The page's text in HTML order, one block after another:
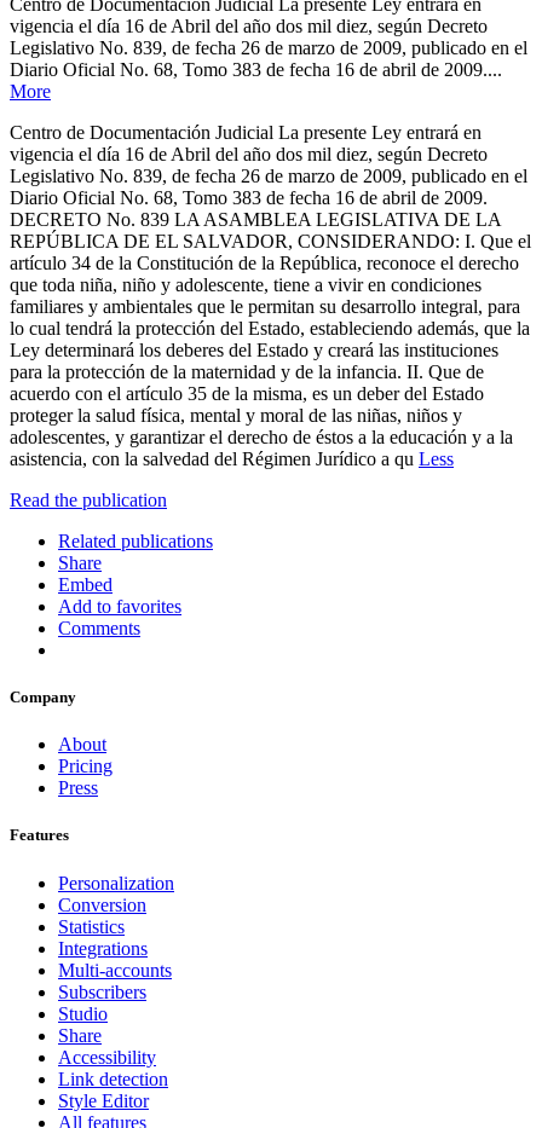
Centro de Documentación Judicial La presente Ley entrará en
vigencia el día 16 de Abril del año dos mil diez, según Decreto
Legislativo No. 839, de fecha 26 de marzo de 2009, publicado en el
Diario Oficial No. 68, Tomo 383 de fecha 16 de abril de 2009....
More
Centro de Documentación Judicial La presente Ley entrará en
vigencia el día 16 de Abril del año dos mil diez, según Decreto
Legislativo No. 839, de fecha 26 de marzo de 2009, publicado en el
Diario Oficial No. 68, Tomo 383 de fecha 16 de abril de 2009.
DECRETO No. 839 LA ASAMBLEA LEGISLATIVA DE LA
REPÚBLICA DE EL SALVADOR, CONSIDERANDO: I. Que el
artículo 34 de la Constitución de la República, reconoce el derecho
que toda niña, niño y adolescente, tiene a vivir en condiciones
familiares y ambientales que le permitan su desarrollo integral, para
lo cual tendrá la protección del Estado, estableciendo además, que la
Ley determinará los deberes del Estado y creará las instituciones
para la protección de la maternidad y de la infancia. II. Que de
acuerdo con el artículo 35 de la misma, es un deber del Estado
proteger la salud física, mental y moral de las niñas, niños y
adolescentes, y garantizar el derecho de éstos a la educación y a la
asistencia, con la salvedad del Régimen Jurídico a qu Less
Read the publication
Related publications
Share
Embed
Add to favorites
Comments
Company
About
Pricing
Press
Features
Personalization
Conversion
Statistics
Integrations
Multi-accounts
Subscribers
Studio
Share
Accessibility
Link detection
Style Editor
All features